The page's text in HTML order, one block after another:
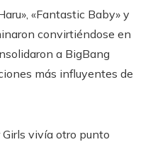
«Fantastic Baby» y
convirtiéndose en
a BigBang
más influyentes de
vivía otro punto